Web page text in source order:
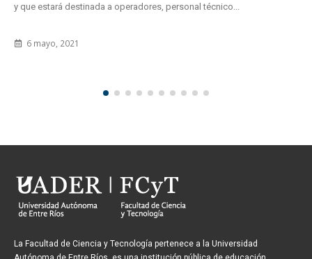
personal técnico...
estado de concursos
La Facultad de Ciencia y Tecnología pertenece a la Universidad